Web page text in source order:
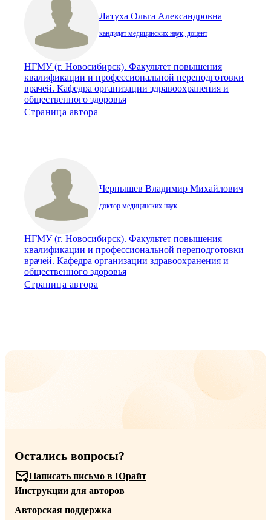
Латуха Ольга Александровна
кандидат медицинских наук, доцент
НГМУ (г. Новосибирск). Факультет повышения
квалификации и профессиональной переподготовки
врачей. Кафедра организации здравоохранения и
общественного здоровья
Страница автора
Чернышев Владимир Михайлович
доктор медицинских наук
НГМУ (г. Новосибирск). Факультет повышения
квалификации и профессиональной переподготовки
врачей. Кафедра организации здравоохранения и
общественного здоровья
Страница автора
Остались вопросы?
Написать письмо в Юрайт
Инструкции для авторов
Авторская поддержка